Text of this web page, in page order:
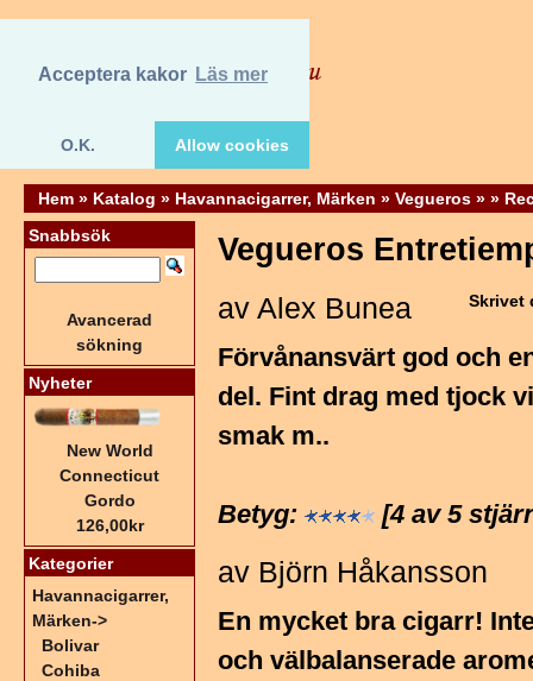
Acceptera kakor Läs mer
O.K. Allow cookies
Hem » Katalog » Havannacigarrer, Märken » Vegueros » »
Vegueros
Skrivet
av Alex Bunea
Förvånansvärt god och
del. Fint drag med tjock
smak m..
Betyg: [4 av 5
av Björn Håkansson
En mycket bra cigarr!
och välbalanserade
Snabbsök
Avancerad
sökning
Nyheter
New World
Connecticut
Gordo
126,00kr
Kategorier
Havannacigarrer,
Märken->
Bolivar
Cohiba